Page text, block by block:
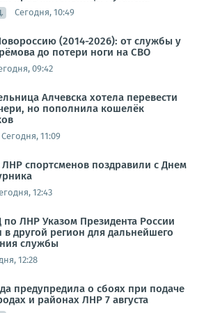
Сегодня, 10:49
(2014-2026): от службы у
до потери ноги на СВО
09:42
Алчевска хотела перевести
но пополнила кошелёк
Сегодня, 11:09
ЛНР спортсменов поздравили с Днем
12:43
по ЛНР Указом Президента России
в другой регион для дальнейшего
службы
12:28
предупредила о сбоях при подаче
и районах ЛНР 7 августа